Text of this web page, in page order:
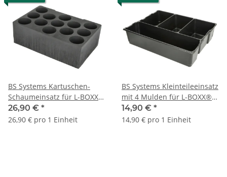
BS Systems Kartuschen-
Schaumeinsatz für L-BOXX®
374
26,90 € *
26,90 € pro 1 Einheit
BS Systems Kleinteileeinsatz
mit 4 Mulden für L-BOXX®
136 und 306
14,90 € *
14,90 € pro 1 Einheit